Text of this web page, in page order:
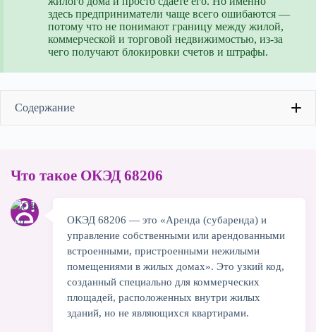
здесь предприниматели чаще всего ошибаются —
потому что не понимают границу между жилой,
коммерческой и торговой недвижимостью, из-за
чего получают блокировки счетов и штрафы.
Содержание
1
Главная ошибка: «Любое помещение =
68206»
2 Что реально входит в ОКЭД 68206
Что НЕ входит в 68206 (CRITICAL)
Подходит ли тебе 68206
Что такое ОКЭД 68206
ОКЭД 68206 — это «Аренда (субаренда) и
управление собственными или арендованными
встроенными, пристроенными нежилыми
помещениями в жилых домах». Это узкий код,
созданный специально для коммерческих
площадей, расположенных внутри жилых
зданий, но не являющихся квартирами.